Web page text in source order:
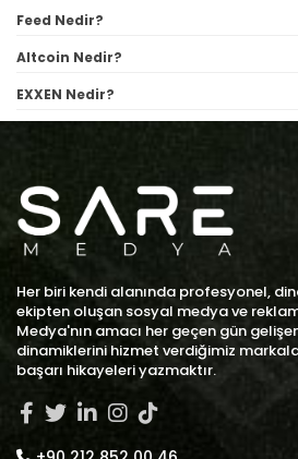
Feed Nedir?
Altcoin Nedir?
EXXEN Nedir?
Her biri kendi alanında profesyonel,
ekipten oluşan sosyal medya ve reklam
Medya'nın amacı her geçen gün
dinamiklerini hizmet verdiğimiz
başarı hikayeleri yazmaktır.